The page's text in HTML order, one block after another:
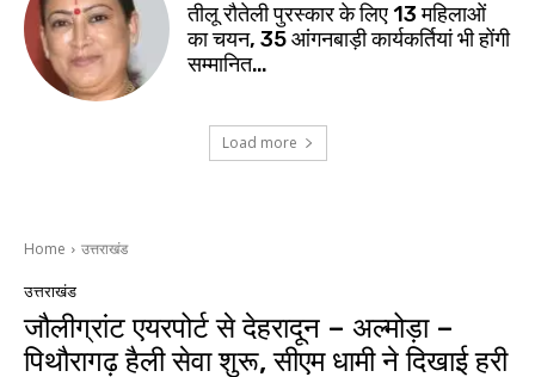
तीलू रौतेली पुरस्कार के लिए 13 महिलाओं
का चयन, 35 आंगनबाड़ी कार्यकर्तियां भी होंगी
सम्मानित…
Load more